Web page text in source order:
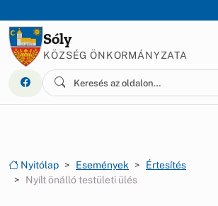
Sóly
KÖZSÉG ÖNKORMÁNYZATA
Nyitólap Események
Értesítés
Nyílt önálló testületi ülés